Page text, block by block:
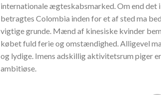
internationale ægteskabsmarked. Om end
betragtes Colombia inden for et af sted ma
vigtige grunde. Mænd af kinesiske kvinder
købet fuld ferie og omstændighed. Alligevel
og lydige. Imens adskillig aktivitetsrum piger
ambitiøse.